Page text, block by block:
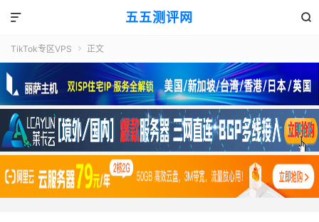
五五测评网 

TikTok专区VPS  正文